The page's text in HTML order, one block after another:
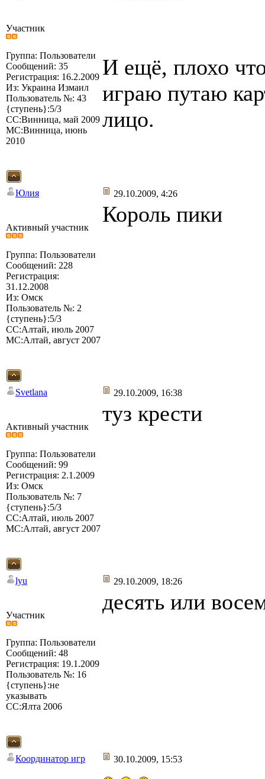
Участник
Группа: Пользователи
Сообщений: 35
Регистрация: 16.2.2009
Из: Украина Измаил
Пользователь №: 43
{ступень}:5/3
СС:Винница, май 2009
МС:Винница, июнь
2010
И ещё, плохо
играю путаю
лицо.
Юлия 29.10.2009, 4:26
Активный участник
Группа: Пользователи
Сообщений: 228
Регистрация:
31.12.2008
Из: Омск
Пользователь №: 2
{ступень}:5/3
СС:Алтай, июль 2007
МС:Алтай, август 2007
Король пики
Svetlana 29.10.2009, 16:38
Активный участник
Группа: Пользователи
Сообщений: 99
Регистрация: 2.1.2009
Из: Омск
Пользователь №: 7
{ступень}:5/3
СС:Алтай, июль 2007
МС:Алтай, август 2007
туз крести
lyu 29.10.2009, 18:26
Участник
Группа: Пользователи
Сообщений: 48
Регистрация: 19.1.2009
Пользователь №: 16
{ступень}:не
указывать
СС:Ялта 2006
десять или
Координатор игр 30.10.2009, 15:53